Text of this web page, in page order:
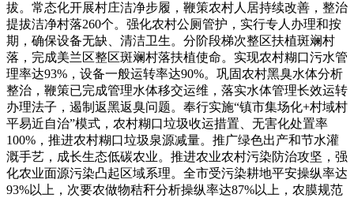
拔。常态化开展村庄洁净步履，鞭策农村人居持续改善，整治
提拔洁净村落260个。强化农村公厕管护，实行专人办理和按
期，确保设备无缺、清洁卫生。分阶段梯次整区扶植斑斓村
落，完成美兰区整区斑斓村落扶植使命。实现农村糊口污水管
理率达93%，设备一般运转率达90%。巩固农村黑臭水体分析
整治，鞭策已完成管理水体移交运维，落实水体管理长效运转
办理法子，遏制返黑返臭问题。奉行实施“镇市集场化+村域村
平易近自治”模式，农村糊口垃圾收运措置、无害化处置率
100%，推进农村糊口垃圾泉源减量。推广绿色出产和节水灌
溉手艺，成长生态低碳农业。推进农业农村污染防治攻坚，强
化农业面源污染凸起区域系理。全市受污染耕地平安操纵率达
93%以上，次要农做物秸秆分析操纵率达87%以上，农膜规范